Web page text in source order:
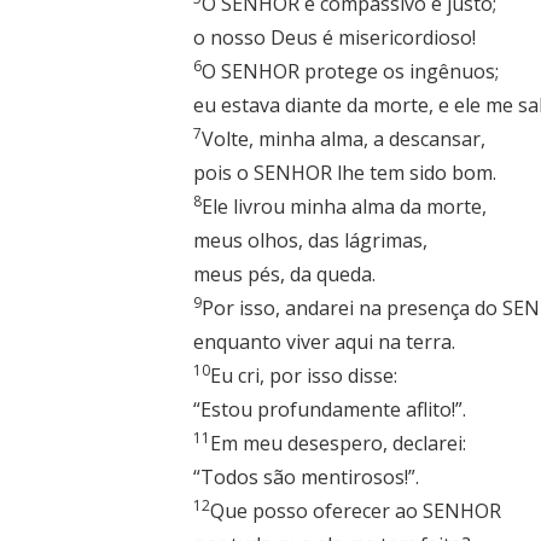
o nosso Deus é misericordioso!
6O SENHOR protege os ingênuos;
eu estava diante da morte, e ele me
7Volte, minha alma, a descansar,
pois o SENHOR lhe tem sido bom.
8Ele livrou minha alma da morte,
meus olhos, das lágrimas,
meus pés, da queda.
9Por isso, andarei na presença do
enquanto viver aqui na terra.
10Eu cri, por isso disse:
“Estou profundamente aflito!”.
11 Em meu desespero, declarei:
“Todos são mentirosos!”.
12Que posso oferecer ao SENHOR